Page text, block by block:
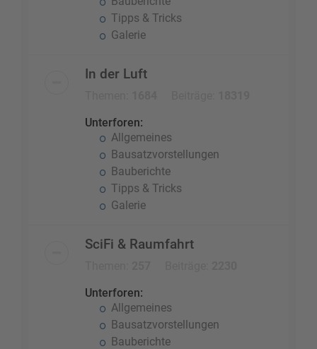
Tipps & Tricks
Galerie
In der Luft
Unterforen:
Allgemeines
Bausatzvorstellungen
Bauberichte
Tipps & Tricks
Galerie
SciFi & Raumfahrt
Unterforen:
Allgemeines
Bausatzvorstellungen
Bauberichte